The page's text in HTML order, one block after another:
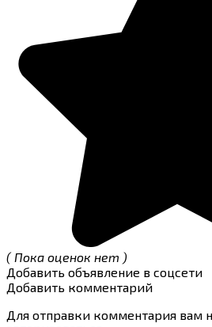
( Пока оценок нет )
Добавить объявление в соцсети
Добавить комментарий
Для отправки комментария вам